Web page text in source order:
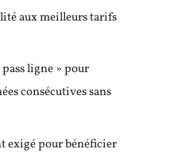
aux meilleurs tarifs
ligne » pour
consécutives sans
exigé pour bénéficier